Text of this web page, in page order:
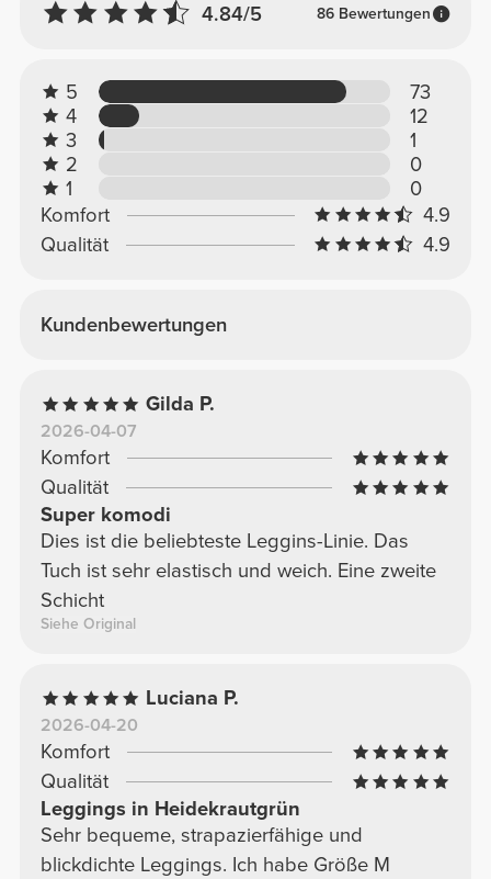
4.84/5 86 Bewertungen
5
73
4
12
3
1
2
0
1
0
Komfort
4.9
Qualität
4.9
Kundenbewertungen
Gilda P.
2026-04-07
Komfort
Qualität
Super komodi
Dies ist die beliebteste Leggins-Linie. Das
Tuch ist sehr elastisch und weich. Eine zweite
Schicht
Siehe Original
Luciana P.
2026-04-20
Komfort
Qualität
Leggings in Heidekrautgrün
Sehr bequeme, strapazierfähige und
blickdichte Leggings. Ich habe Größe M